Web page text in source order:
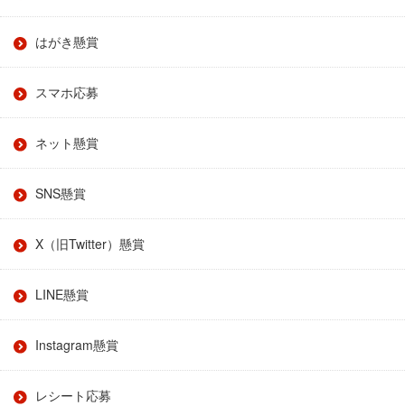
はがき懸賞
スマホ応募
ネット懸賞
SNS懸賞
X（旧Twitter）懸賞
LINE懸賞
Instagram懸賞
レシート応募